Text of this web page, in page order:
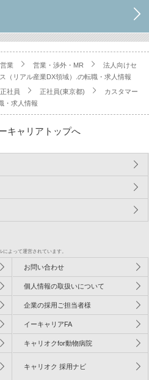
営業 営業・渉外・MR
法人向けセ
（リアル産業DX領域）.の転職・求人情報
正社員 正社員(東京都)
カスタマー
・求人情報
キャリアトップへ
よって運営されています。
お問い合わせ
個人情報の取扱いについて
企業の採用ご担当者様
イーキャリアFA
キャリオクfor動物病院
キャリオク 採用ナビ